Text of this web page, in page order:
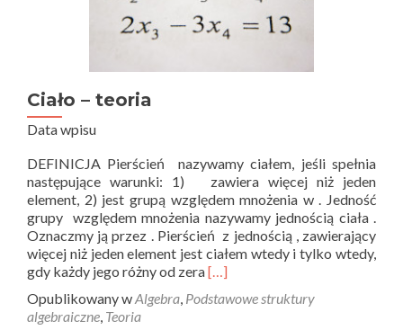
Ciało – teoria
Data wpisu
DEFINICJA Pierścień nazywamy ciałem, jeśli spełnia
następujące warunki: 1) zawiera więcej niż jeden
element, 2) jest grupą względem mnożenia w . Jedność
grupy względem mnożenia nazywamy jednością ciała .
Oznaczmy ją przez . Pierścień z jednością , zawierający
więcej niż jeden element jest ciałem wtedy i tylko wtedy,
gdy każdy jego różny od zeraRead
about
[…]
Opublikowany wAlgebra, Podstawowe struktury
algebraiczne, Teoria